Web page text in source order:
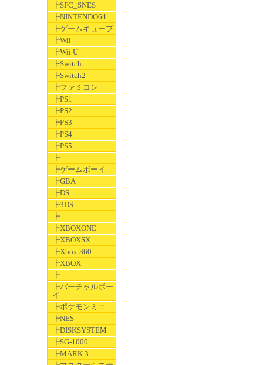
┣SFC_SNES
┣NINTENDO64
┣ゲームキューブ
┣Wii
┣Wii U
┣Switch
┣Switch2
┣ファミコン
┣PS1
┣PS2
┣PS3
┣PS4
┣PS5
┣
┣ゲームボーイ
┣GBA
┣DS
┣3DS
┣
┣XBOXONE
┣XBOXSX
┣Xbox 360
┣XBOX
┣
┣バーチャルボー
イ
┣ポケモンミニ
┣NES
┣DISKSYSTEM
┣SG-1000
┣MARK 3